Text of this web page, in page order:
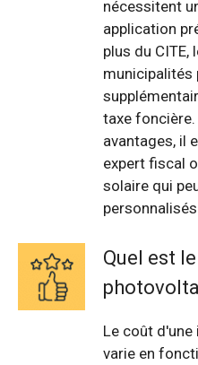
nécessitent
application
plus du CITE,
taxe
avantages, il
expert fiscal
solaire qui
Quel est
Le coût
varie en